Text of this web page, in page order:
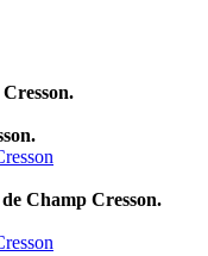
Champ Cresson.